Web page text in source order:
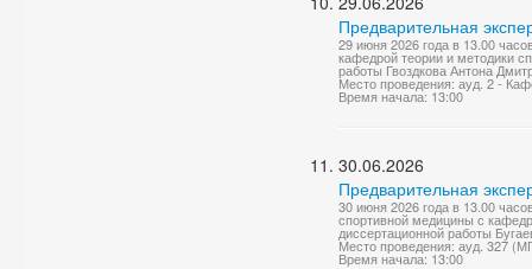
Предварительная
29 июня 2026 года в 13.00
кафедрой теории и методики
работы Гвоздкова Антона
Место проведения: ауд. 2 -
Время начала: 13:00
30.06.2026
Предварительная
30 июня 2026 года в 13.00
спортивной медицины с
диссертационной работы
Место проведения: ауд. 327
Время начала: 13:00